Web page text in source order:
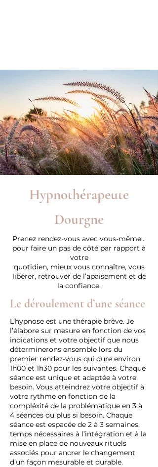
Hypnothérapeute
Dourgne
Prenez rendez-vous avec vous-même…
pour faire un pas de côté par rapport à
votre
quotidien, mieux vous connaître, vous
libérer, retrouver de l’apaisement et de
la confiance.
Le déroulement d’une séance
L’hypnose est une thérapie brève. Je
l’élabore sur mesure en fonction de vos
indications et votre objectif que nous
déterminerons ensemble lors du
premier rendez-vous qui dure environ
1h00 et 1h30 pour les suivantes. Chaque
séance est unique et adaptée à votre
besoin. Vous atteindrez votre objectif à
votre rythme en fonction de la
compléxité de la problématique en 3 à
4 séances ou plus si besoin. Chaque
séance est espacée de 2 à 3 semaines,
temps nécessaires à l’intégration et à la
mise en place de nouveaux rituels
associés pour ancrer le changement
d’un façon mesurable et durable.